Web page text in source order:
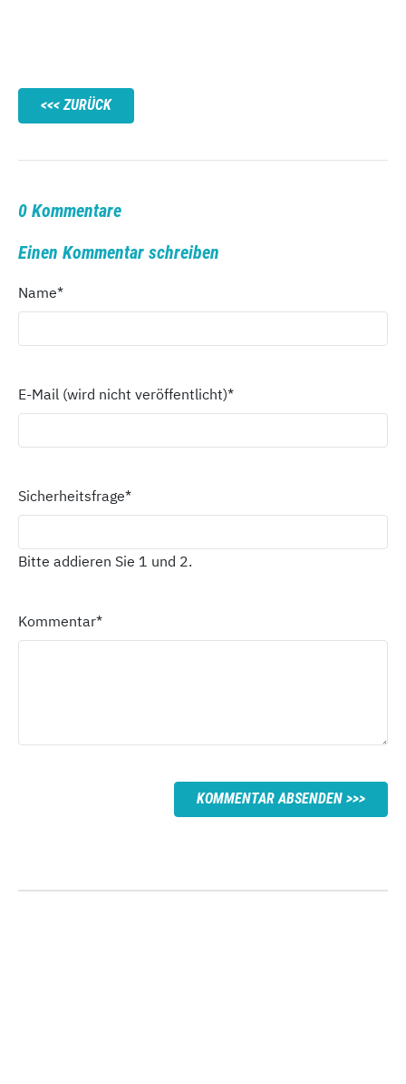
ZURÜCK
0 Kommentare
Einen Kommentar schreiben
Name*
E-Mail (wird nicht veröffentlicht)*
Sicherheitsfrage*
Bitte addieren Sie 1 und 2.
Kommentar*
KOMMENTAR ABSENDEN